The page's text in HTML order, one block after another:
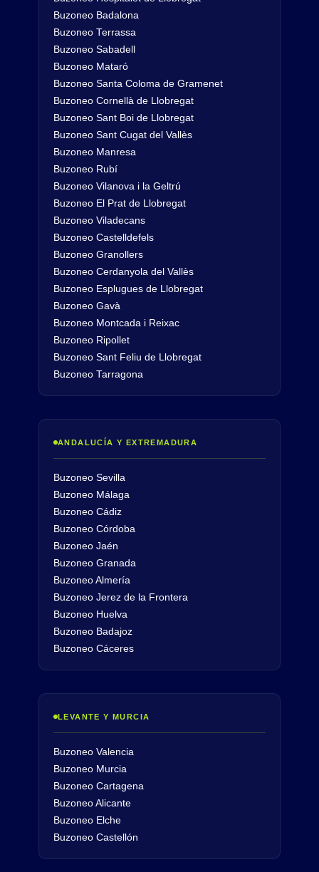
Buzoneo Badalona
Buzoneo Terrassa
Buzoneo Sabadell
Buzoneo Mataró
Buzoneo Santa Coloma de Gramenet
Buzoneo Cornellà de Llobregat
Buzoneo Sant Boi de Llobregat
Buzoneo Sant Cugat del Vallès
Buzoneo Manresa
Buzoneo Rubí
Buzoneo Vilanova i la Geltrú
Buzoneo El Prat de Llobregat
Buzoneo Viladecans
Buzoneo Castelldefels
Buzoneo Granollers
Buzoneo Cerdanyola del Vallès
Buzoneo Esplugues de Llobregat
Buzoneo Gavà
Buzoneo Montcada i Reixac
Buzoneo Ripollet
Buzoneo Sant Feliu de Llobregat
Buzoneo Tarragona
ANDALUCÍA Y EXTREMADURA
Buzoneo Sevilla
Buzoneo Málaga
Buzoneo Cádiz
Buzoneo Córdoba
Buzoneo Jaén
Buzoneo Granada
Buzoneo Almería
Buzoneo Jerez de la Frontera
Buzoneo Huelva
Buzoneo Badajoz
Buzoneo Cáceres
LEVANTE Y MURCIA
Buzoneo Valencia
Buzoneo Murcia
Buzoneo Cartagena
Buzoneo Alicante
Buzoneo Elche
Buzoneo Castellón